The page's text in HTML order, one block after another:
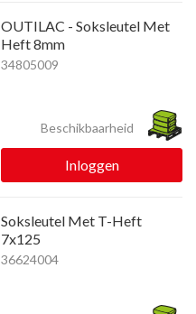
OUTILAC - Soksleutel Met
Heft 8mm
34805009
Beschikbaarheid
Inloggen
Soksleutel Met T-Heft
7x125
36624004